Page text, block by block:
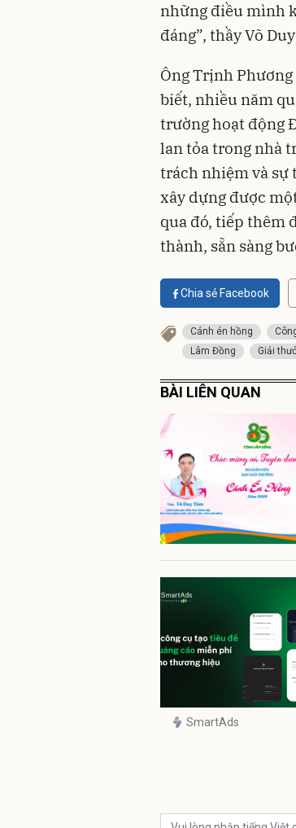
những điều mình
đáng”, thầy Võ
Ông Trịnh
biết, nhiều năm
trường hoạt động
lan tỏa trong nhà
trách nhiệm và sự
xây dựng được
qua đó, tiếp thêm
thành, sẵn sàng
Chia sẻ Facebook
Cánh én hồng
Lâm Đồng
Giải
BÀI LIÊN QUAN
SmartAds